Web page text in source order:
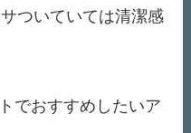
ついていては清潔感
でおすすめしたいア